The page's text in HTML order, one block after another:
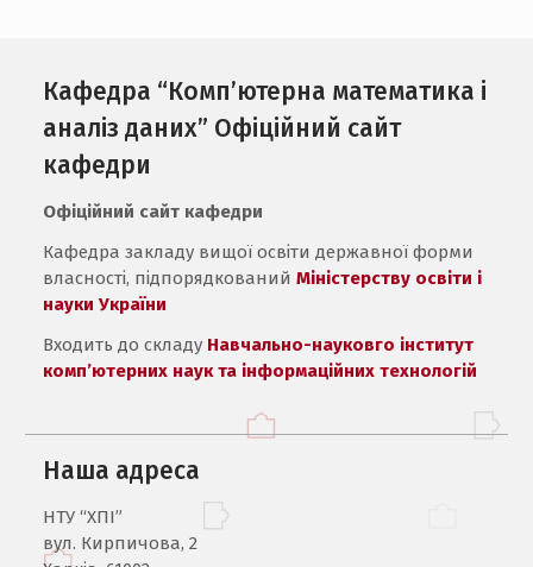
Кафедра “Комп’ютерна математика і
аналіз даних” Офіційний сайт
кафедри
Офіційний сайт кафедри
Кафедра закладу вищої освіти державної форми
власності, підпорядкованийМіністерству освіти і
науки України
Входить до складу Навчально-науковго інститут
комп’ютерних наук та інформаційних технологій
Наша адреса
НТУ “ХПІ”
вул. Кирпичова, 2